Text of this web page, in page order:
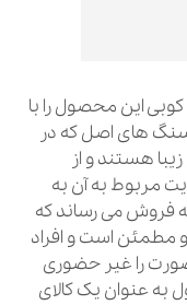
این محصول را با
های اصل که در
هستند و از
مربوط به آن به
فروش می رساند که
مطمئن است و افراد
را غیر حضوری
به عنوان یک کالای